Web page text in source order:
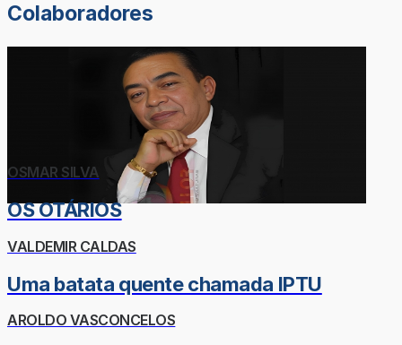
Colaboradores
OSMAR SILVA
OS OTÁRIOS
VALDEMIR CALDAS
Uma batata quente chamada IPTU
AROLDO VASCONCELOS